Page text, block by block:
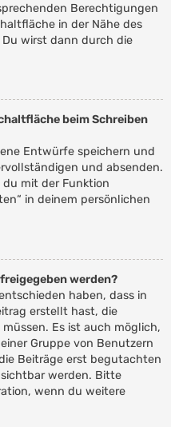
Berechtigungen
in der Nähe des
wirst dann durch die
beim Schreiben
Entwürfe speichern und
und absenden.
mit der Funktion
in deinem persönlichen
werden?
haben, dass in
erstellt hast, die
Es ist auch möglich,
Gruppe von Benutzern
Beiträge erst begutachten
werden. Bitte
wenn du weitere